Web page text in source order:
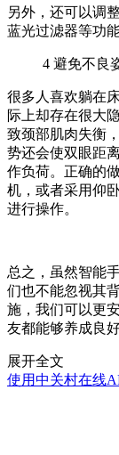
另外，还可以调
蓝光过滤器等功
4 避免不良
很多人喜欢躺在
际上却存在很大
致颈部肌肉失衡
势还会使双眼距
作负荷。正确的
机，或者采用仰
进行操作。
总之，虽然智能
们也不能忽视其
施，我们可以更
友都能够养成良
展开全文
使用中关村在线